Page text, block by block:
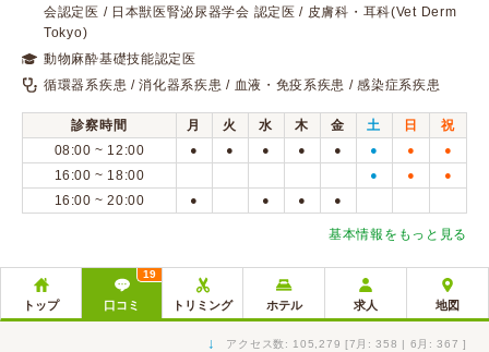
Calooペットとは？
口コミ投稿
会認定医 / 日本獣医腎泌尿器学会 認定医 / 皮膚科・耳科(Vet Derm
Tokyo)
動物麻酔基礎技能認定医
循環器系疾患 / 消化器系疾患 / 血液・免疫系疾患 / 感染症系疾患
診察時間 月 火 水 木 金 土 日
祝
08:00 ~ 12:00
● ● ● ● ● ● ● ●
16:00 ~ 18:00 ● ● ●
16:00 ~ 20:00 ● ● ● ●
基本情報をもっと見る
トップ 口コミ
19
トリミング ホテル 求人 地図
↓ アクセス数: 105,279 [7月: 358 | 6月: 367 ]